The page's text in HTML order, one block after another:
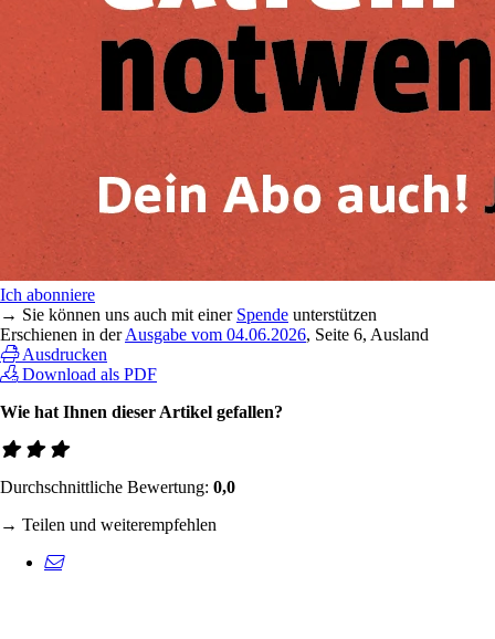
Ich abonniere
→ Sie können uns auch mit einer Spende unterstützen
Erschienen in derAusgabe vom 04.06.2026, Seite 6, Ausland
Ausdrucken
Download als PDF
Wie hat Ihnen dieser Artikel gefallen?
Durchschnittliche Bewertung: 0,0
→ Teilen und weiterempfehlen